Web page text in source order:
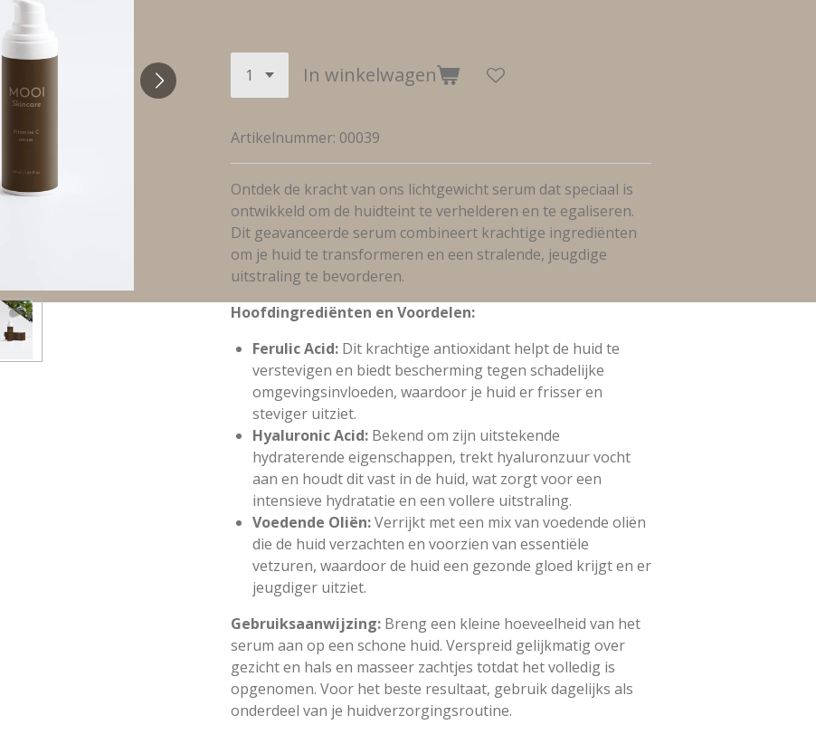
In winkelwagen
Artikelnummer: 00039
Ontdek de kracht van ons lichtgewicht serum dat speciaal is
ontwikkeld om de huidteint te verhelderen en te egaliseren.
Dit geavanceerde serum combineert krachtige ingrediënten
om je huid te transformeren en een stralende, jeugdige
uitstraling te bevorderen.
Hoofdingrediënten en Voordelen:
Ferulic Acid: Dit krachtige antioxidant helpt de huid te
verstevigen en biedt bescherming tegen schadelijke
omgevingsinvloeden, waardoor je huid er frisser en
steviger uitziet.
Hyaluronic Acid: Bekend om zijn uitstekende
hydraterende eigenschappen, trekt hyaluronzuur vocht
aan en houdt dit vast in de huid, wat zorgt voor een
intensieve hydratatie en een vollere uitstraling.
Voedende Oliën:Verrijkt met een mix van voedende oliën
die de huid verzachten en voorzien van essentiële
vetzuren, waardoor de huid een gezonde gloed krijgt en er
jeugdiger uitziet.
Gebruiksaanwijzing: Breng een kleine hoeveelheid van het
serum aan op een schone huid. Verspreid gelijkmatig over
gezicht en hals en masseer zachtjes totdat het volledig is
opgenomen. Voor het beste resultaat, gebruik dagelijks als
onderdeel van je huidverzorgingsroutine.